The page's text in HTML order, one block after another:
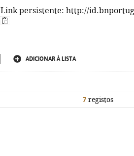
Link persistente: http://
ADICIONAR À LISTA
7 registos